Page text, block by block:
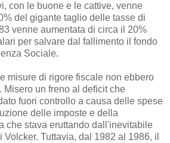
con le buone e le cattive, venne
del gigante taglio delle tasse di
venne aumentata di circa il 20%
per salvare dal fallimento il fondo
Sociale.
misure di rigore fiscale non ebbero
Misero un freno al deficit che
fuori controllo a causa delle spese
delle imposte e della
che stava eruttando dall'inevitabile
Tuttavia, dal 1982 al 1986, il